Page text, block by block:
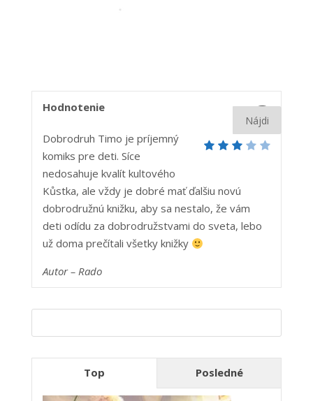
3
Hodnotenie
Dobrodruh Timo je príjemný
komiks pre deti. Síce
nedosahuje kvalít kultového
Kůstka, ale vždy je dobré mať ďalšiu novú
dobrodružnú knižku, aby sa nestalo, že vám
deti odídu za dobrodružstvami do sveta, lebo
už doma prečítali všetky knižky
Autor – Rado
Top Posledné